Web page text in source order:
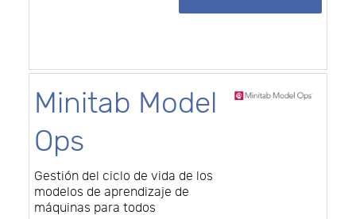
Minitab Model
Ops
Gestión del ciclo de vida de los
modelos de aprendizaje de
máquinas para todos